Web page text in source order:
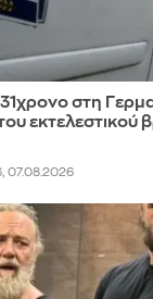
στη
εκτελεστικού
07.08.2026